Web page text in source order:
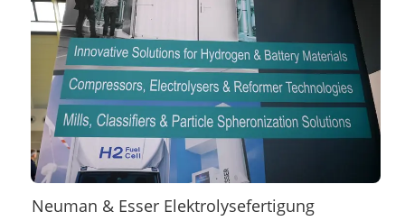
Neuman & Esser Elektrolysefertigung